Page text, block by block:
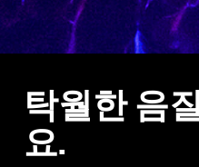
탁월한 음
요.